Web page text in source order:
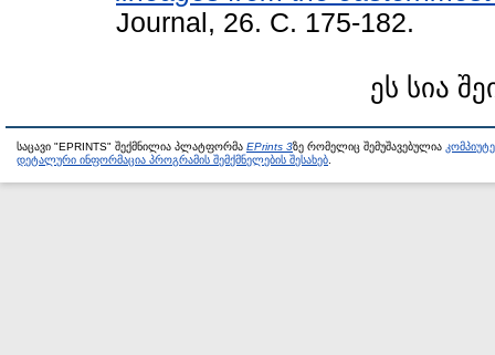
Journal, 26. С. 175-182.
ეს სია
საცავი "EPRINTS" შექმნილია პლატფორმა EPrints 3ზე რომელიც შემუშავებულია
დეტალური ინფორმაცია პროგრამის შემქმნელების შესახებ